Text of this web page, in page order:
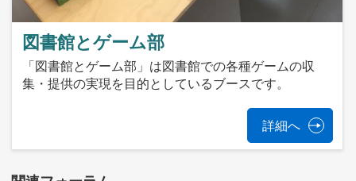
図書館とゲーム部
「図書館とゲーム部」は図書館での各種ゲームの収
集・提供の実現を目的としているブースです。
詳細へ